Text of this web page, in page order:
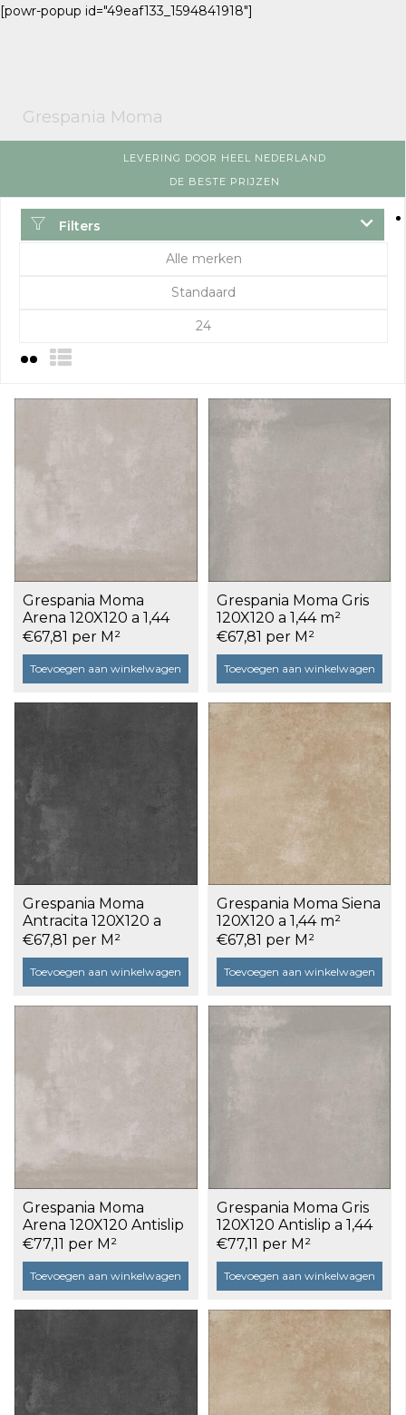
[powr-popup id="49eaf133_1594841918"]
Grespania Moma
LEVERING DOOR HEEL NEDERLAND
DE BESTE PRIJZEN
Filters
Alle merken
Standaard
24
Grespania Moma
Arena 120X120 a 1,44
m²
€67,81 per M²
Toevoegen aan winkelwagen
Grespania Moma Gris
120X120 a 1,44 m²
€67,81 per M²
Toevoegen aan winkelwagen
Grespania Moma
Antracita 120X120 a
1,44 m²
€67,81 per M²
Toevoegen aan winkelwagen
Grespania Moma Siena
120X120 a 1,44 m²
€67,81 per M²
Toevoegen aan winkelwagen
Grespania Moma
Arena 120X120 Antislip
a 1,44 m²
€77,11 per M²
Toevoegen aan winkelwagen
Grespania Moma Gris
120X120 Antislip a 1,44
m²
€77,11 per M²
Toevoegen aan winkelwagen